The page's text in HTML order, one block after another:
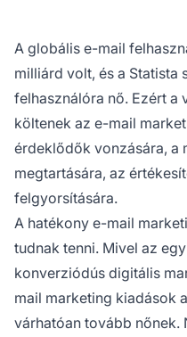
A globális e-mail
milliárd volt, és a
felhasználóra nő. Ezért
költenek az e-mail
érdeklődők vonzására, a
megtartására, az
felgyorsítására.
A hatékony e-mail
tudnak tenni. Mivel az
konverziódús digitális
mail marketing kiadások
várhatóan tovább nőnek.